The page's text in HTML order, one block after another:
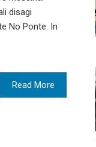
disagi
No Ponte. In
Read More